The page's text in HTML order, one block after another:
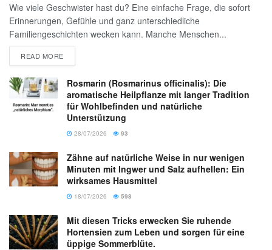
Wie viele Geschwister hast du? Eine einfache Frage, die sofort
Erinnerungen, Gefühle und ganz unterschiedliche
Familiengeschichten wecken kann. Manche Menschen...
READ MORE
Rosmarin (Rosmarinus officinalis): Die
aromatische Heilpflanze mit langer Tradition
für Wohlbefinden und natürliche
Unterstützung
28/07/2026 93
Zähne auf natürliche Weise in nur wenigen
Minuten mit Ingwer und Salz aufhellen: Ein
wirksames Hausmittel
18/07/2026 598
Mit diesen Tricks erwecken Sie ruhende
Hortensien zum Leben und sorgen für eine
üppige Sommerblüte.